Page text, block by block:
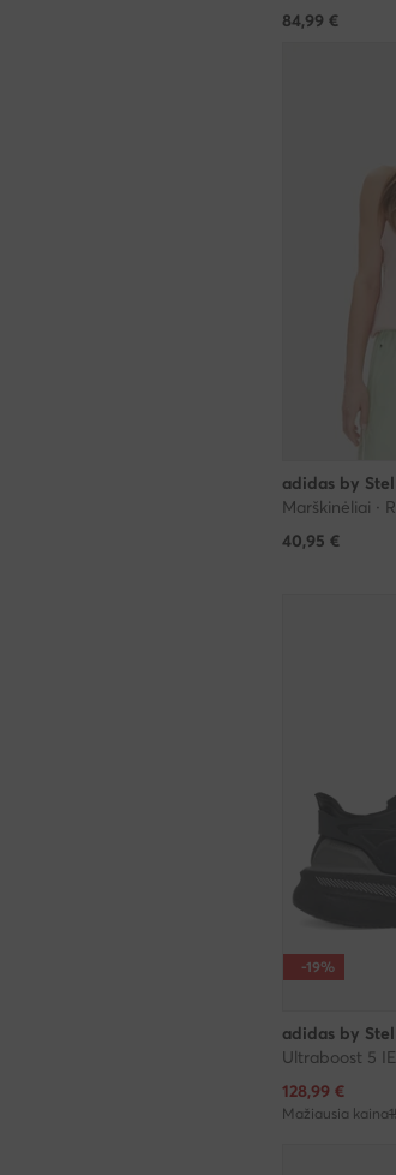
84,99 €
adidas by
Marškinėliai ·
40,95 €
-19%
adidas by
Ultraboost 5
Dabartinė kaina
128,99 €
Mažiausia kaina